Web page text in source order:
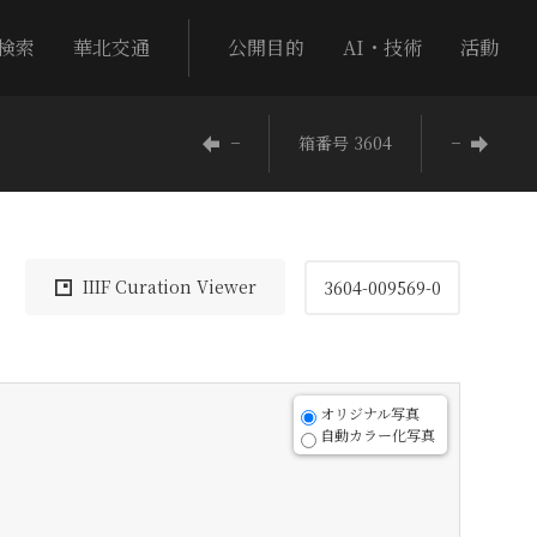
索 華北交通 公開目的 AI・技術 活動
− 箱番号 3604 −
IIIF Curation Viewer 3604-009569-0
オリジナル写真
自動カラー化写真